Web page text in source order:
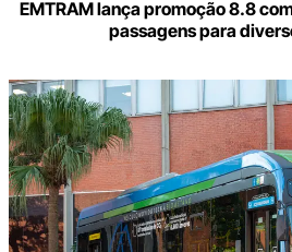
EMTRAM lança promoção 8.8
passagens para